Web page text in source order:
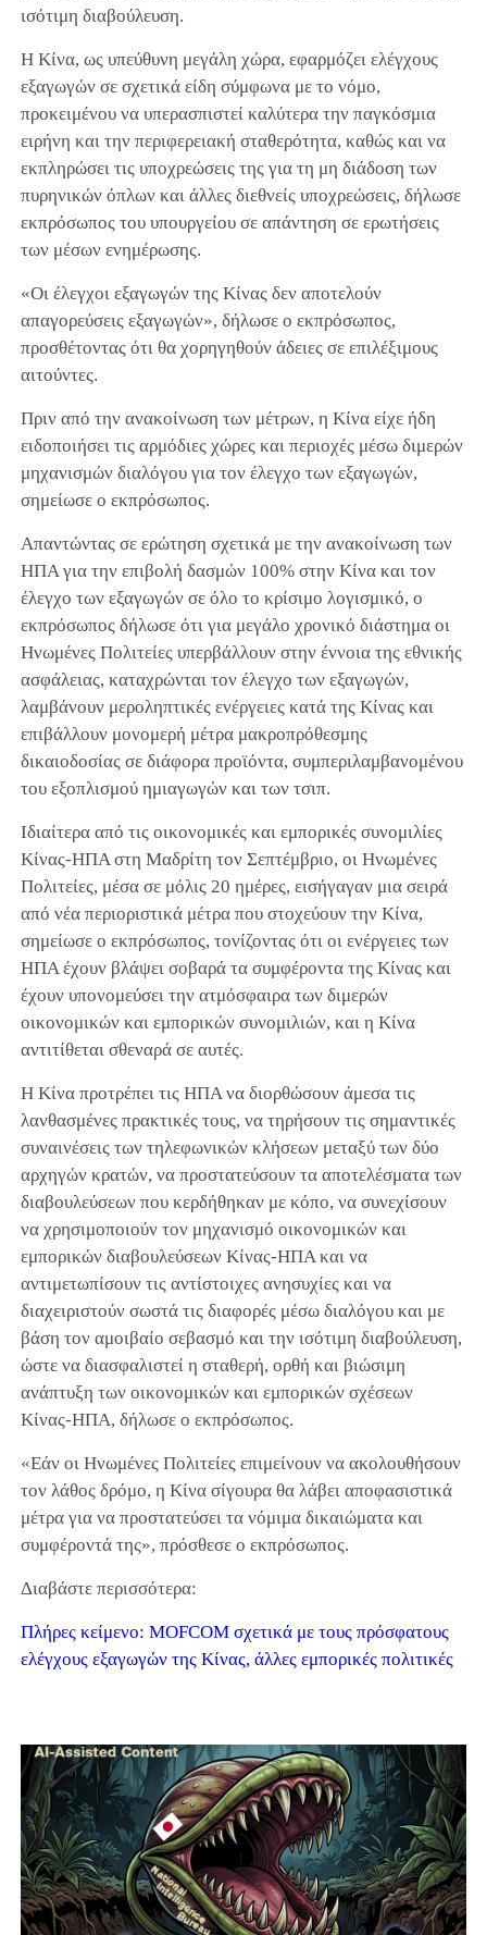
ισότιμη διαβούλευση.
Η Κίνα, ως υπεύθυνη μεγάλη χώρα, εφαρμόζει ελέγχους
εξαγωγών σε σχετικά είδη σύμφωνα με το νόμο,
προκειμένου να υπερασπιστεί καλύτερα την παγκόσμια
ειρήνη και την περιφερειακή σταθερότητα, καθώς και να
εκπληρώσει τις υποχρεώσεις της για τη μη διάδοση των
πυρηνικών όπλων και άλλες διεθνείς υποχρεώσεις, δήλωσε
εκπρόσωπος του υπουργείου σε απάντηση σε ερωτήσεις
των μέσων ενημέρωσης.
«Οι έλεγχοι εξαγωγών της Κίνας δεν αποτελούν
απαγορεύσεις εξαγωγών», δήλωσε ο εκπρόσωπος,
προσθέτοντας ότι θα χορηγηθούν άδειες σε επιλέξιμους
αιτούντες.
Πριν από την ανακοίνωση των μέτρων, η Κίνα είχε ήδη
ειδοποιήσει τις αρμόδιες χώρες και περιοχές μέσω διμερών
μηχανισμών διαλόγου για τον έλεγχο των εξαγωγών,
σημείωσε ο εκπρόσωπος.
Απαντώντας σε ερώτηση σχετικά με την ανακοίνωση των
ΗΠΑ για την επιβολή δασμών 100% στην Κίνα και τον
έλεγχο των εξαγωγών σε όλο το κρίσιμο λογισμικό, ο
εκπρόσωπος δήλωσε ότι για μεγάλο χρονικό διάστημα οι
Ηνωμένες Πολιτείες υπερβάλλουν στην έννοια της εθνικής
ασφάλειας, καταχρώνται τον έλεγχο των εξαγωγών,
λαμβάνουν μεροληπτικές ενέργειες κατά της Κίνας και
επιβάλλουν μονομερή μέτρα μακροπρόθεσμης
δικαιοδοσίας σε διάφορα προϊόντα, συμπεριλαμβανομένου
του εξοπλισμού ημιαγωγών και των τσιπ.
Ιδιαίτερα από τις οικονομικές και εμπορικές συνομιλίες
Κίνας-ΗΠΑ στη Μαδρίτη τον Σεπτέμβριο, οι Ηνωμένες
Πολιτείες, μέσα σε μόλις 20 ημέρες, εισήγαγαν μια σειρά
από νέα περιοριστικά μέτρα που στοχεύουν την Κίνα,
σημείωσε ο εκπρόσωπος, τονίζοντας ότι οι ενέργειες των
ΗΠΑ έχουν βλάψει σοβαρά τα συμφέροντα της Κίνας και
έχουν υπονομεύσει την ατμόσφαιρα των διμερών
οικονομικών και εμπορικών συνομιλιών, και η Κίνα
αντιτίθεται σθεναρά σε αυτές.
Η Κίνα προτρέπει τις ΗΠΑ να διορθώσουν άμεσα τις
λανθασμένες πρακτικές τους, να τηρήσουν τις σημαντικές
συναινέσεις των τηλεφωνικών κλήσεων μεταξύ των δύο
αρχηγών κρατών, να προστατεύσουν τα αποτελέσματα των
διαβουλεύσεων που κερδήθηκαν με κόπο, να συνεχίσουν
να χρησιμοποιούν τον μηχανισμό οικονομικών και
εμπορικών διαβουλεύσεων Κίνας-ΗΠΑ και να
αντιμετωπίσουν τις αντίστοιχες ανησυχίες και να
διαχειριστούν σωστά τις διαφορές μέσω διαλόγου και με
βάση τον αμοιβαίο σεβασμό και την ισότιμη διαβούλευση,
ώστε να διασφαλιστεί η σταθερή, ορθή και βιώσιμη
ανάπτυξη των οικονομικών και εμπορικών σχέσεων
Κίνας-ΗΠΑ, δήλωσε ο εκπρόσωπος.
«Εάν οι Ηνωμένες Πολιτείες επιμείνουν να ακολουθήσουν
τον λάθος δρόμο, η Κίνα σίγουρα θα λάβει αποφασιστικά
μέτρα για να προστατεύσει τα νόμιμα δικαιώματα και
συμφέροντά της», πρόσθεσε ο εκπρόσωπος.
Διαβάστε περισσότερα:
Πλήρες κείμενο: MOFCOM σχετικά με τους πρόσφατους
ελέγχους εξαγωγών της Κίνας, άλλες εμπορικές πολιτικές